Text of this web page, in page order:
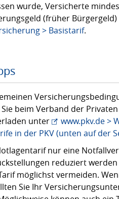
wurde, Versicherte
(früher
> Basistarif.
beim Verband der
unter
www.pkv.de >
in der PKV (unten auf der
nur eine
reduziert
möglichst vermeiden.
Sie Ihr